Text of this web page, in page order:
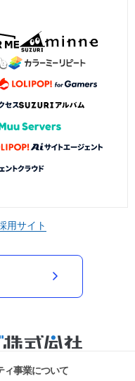
用サイト
ィ事業について